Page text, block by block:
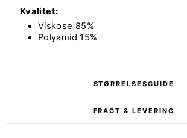
Kvalitet:
Viskose 85%
Polyamid 15%
STØRRELSESGUIDE
FRAGT & LEVERING